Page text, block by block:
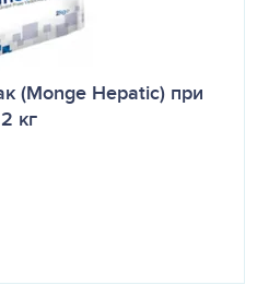
(Monge Hepatic) при
кг